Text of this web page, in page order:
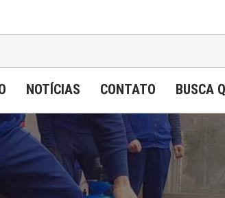
NOTÍCIAS CONTATO BUSCA